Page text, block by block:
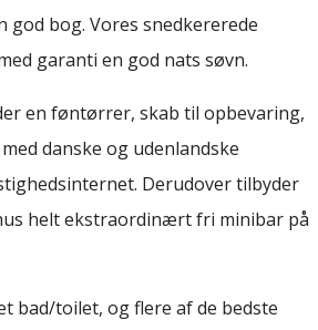
god bog. Vores snedkererede
garanti en god nats søvn.
en føntørrer, skab til opbevaring,
danske og udenlandske
Derudover tilbyder
helt ekstraordinært fri minibar på
bad/toilet, og flere af de bedste